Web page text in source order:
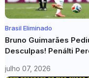
Brasil Eliminado
Bruno Guimarães
Desculpas! Penálti
"Vamos Levantar A
julho 07, 2026